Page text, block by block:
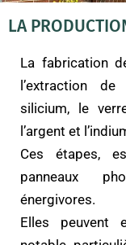
LA
La fabrication
l’extraction
silicium, le
l’argent et
Ces étapes,
panneaux
énergivores.
Elles peuvent